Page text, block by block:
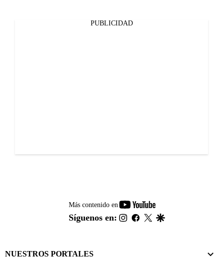
PUBLICIDAD
Más contenido en
youtube-
footer
Síguenos en: instagram
facebook
twitter
NUESTROS PORTALES